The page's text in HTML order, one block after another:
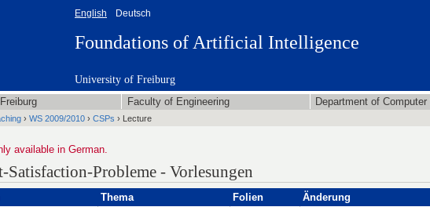
English Deutsch
Foundations of Artificial Intelligence
University of Freiburg
Faculty of Engineering Department of
› WS 2009/2010 › CSPs › Lecture
available in German.
Satisfaction-Probleme - Vorlesungen
Thema Folien
Änderung